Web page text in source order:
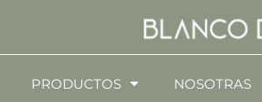
PRODUCTOS NOSOTRAS